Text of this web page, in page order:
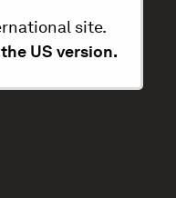
site.
US version.